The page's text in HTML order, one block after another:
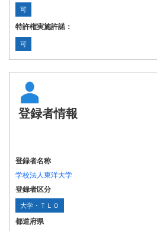
可
特許権実施許諾：
可
登録者情報
登録者名称
学校法人東洋大学
登録者区分
大学・ＴＬＯ
都道府県